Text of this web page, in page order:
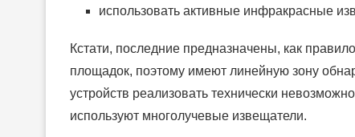
использовать активные инфракрасные
Кстати, последние предназначены, как
площадок, поэтому имеют линейную зону
устройств реализовать технически
используют многолучевые извещатели.